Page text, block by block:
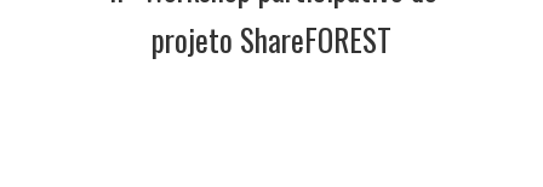
projeto ShareFOREST